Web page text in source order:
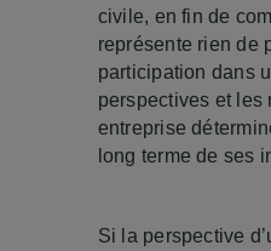
civile, en fin de
représente rien de
participation dans
perspectives et les
entreprise
long terme de ses
Si la perspective